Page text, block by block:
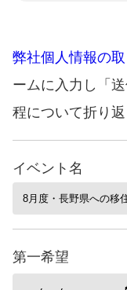
弊社個人情報の
ームに入力し「
程について折り
イベント名
第一希望